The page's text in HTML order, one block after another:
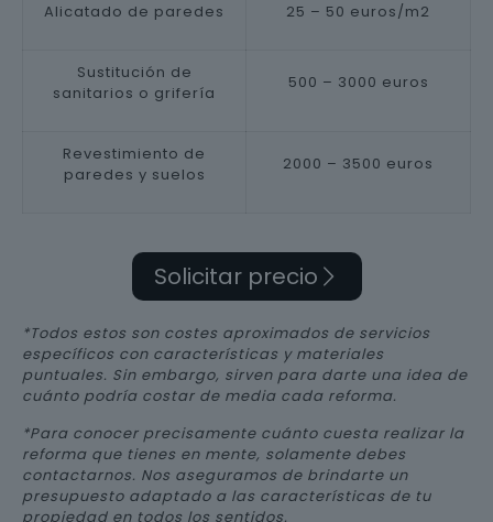
Alicatado de paredes 25 – 50 euros/m2
Sustitución de
sanitarios o grifería
500 – 3000 euros
Revestimiento de
paredes y suelos
2000 – 3500 euros
Solicitar precio
*Todos estos son costes aproximados de servicios
específicos con características y materiales
puntuales. Sin embargo, sirven para darte una idea de
cuánto podría costar de media cada reforma.
*Para conocer precisamente cuánto cuesta realizar la
reforma que tienes en mente, solamente debes
contactarnos. Nos aseguramos de brindarte un
presupuesto adaptado a las características de tu
propiedad en todos los sentidos.